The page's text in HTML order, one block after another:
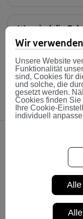
dynamische
konservative
VG 151
Was sind die
Die
die eine
Höhe dieser
Durchschnitt
ist daher
31.12.2025
dieser
letzten 5
Aufgrund
es in
Wie erfolgt die
neue Modell?
Weitere
Was müssen
Wir
Unsere Website
Funktionalität
sind, Cookies für
und solche, die
gesetzt werden.
Cookies finden
Ihre Cookie-
individuell